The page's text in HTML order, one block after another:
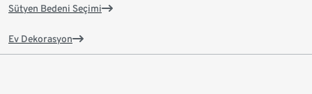
Sütyen Bedeni Seçimi
Ev Dekorasyon